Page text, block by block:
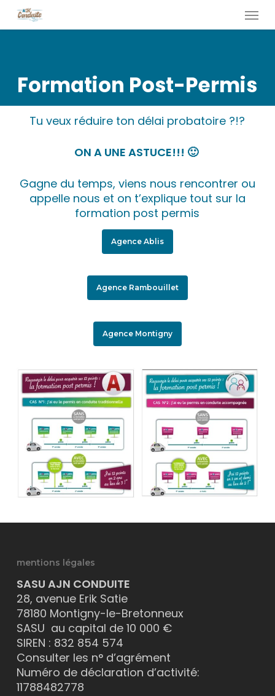
Skip
Menu
Formation Post-Permis
Tu veux réduire ton délai probatoire ?!?
ON A UNE ASTUCE!!! 🙂
Gagne du temps, viens nous rencontrer ou
appelle nous et on t’explique tout sur la
formation post permis
Agence Ablis
Agence Rambouillet
Agence Montigny
mentions légales
SASU AJN CONDUITE
28, avenue Erik Satie
78180 Montigny-le-Bretonneux
SASU au capital de 10 000 €
SIREN : 832 854 574
Consulter les n° d’agrément
Numéro de déclaration d’activité:
11788482778